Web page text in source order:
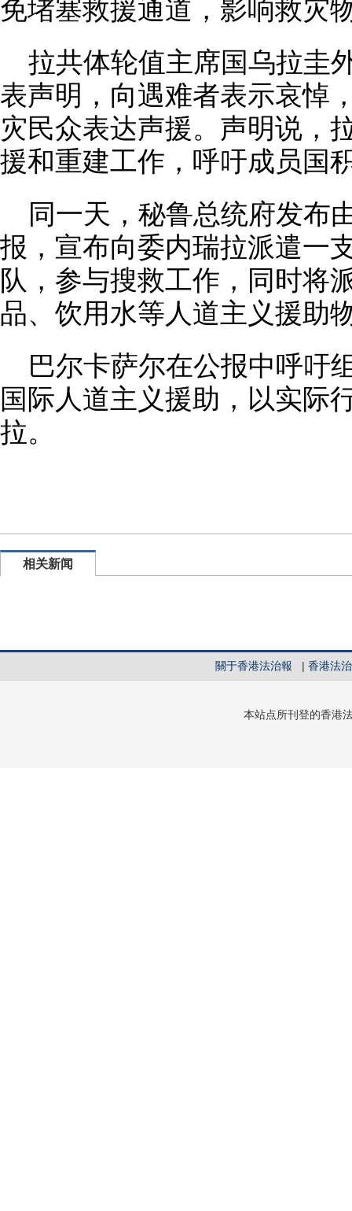
免堵塞救援通道，影响救灾
拉共体轮值主席国乌拉圭
表声明，向遇难者表示哀悼
灾民众表达声援。声明说，
援和重建工作，呼吁成员国
同一天，秘鲁总统府发布
报，宣布向委内瑞拉派遣一
队，参与搜救工作，同时将
品、饮用水等人道主义援助
巴尔卡萨尔在公报中呼吁
国际人道主义援助，以实际
拉。
相关新闻
關于香港法治報 | 香港法
本站点所刊登的香港